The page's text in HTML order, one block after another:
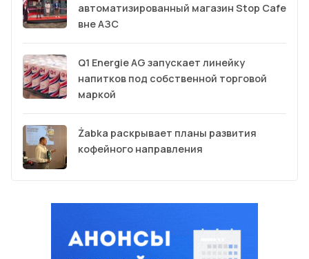
автоматизированный магазин Stop Cafe
вне АЗС
Q1 Energie AG запускает линейку
напитков под собственной торговой
маркой
Żabka раскрывает планы развития
кофейного направления